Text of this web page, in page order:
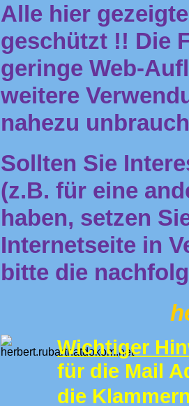
Alle hier
geschützt !! Die
geringe Web-
weitere
nahezu
Sollten Sie
(z.B. für eine
haben, setzen
Internetseite in
bitte die
Wichtiger
für die Mail
die